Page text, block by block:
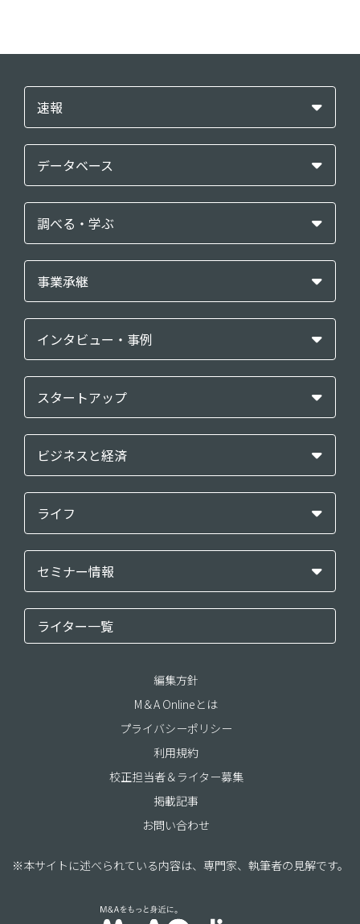
速報
データベース
調べる・学ぶ
事業承継
インタビュー・事例
スタートアップ
ビジネスと経済
ライフ
セミナー情報
ライター一覧
編集方針
M＆A Onlineとは
プライバシーポリシー
利用規約
校正担当者＆ライター募集
掲載記事
お問い合わせ
※本サイトに述べられている内容は、専門家、執筆者の見解です。